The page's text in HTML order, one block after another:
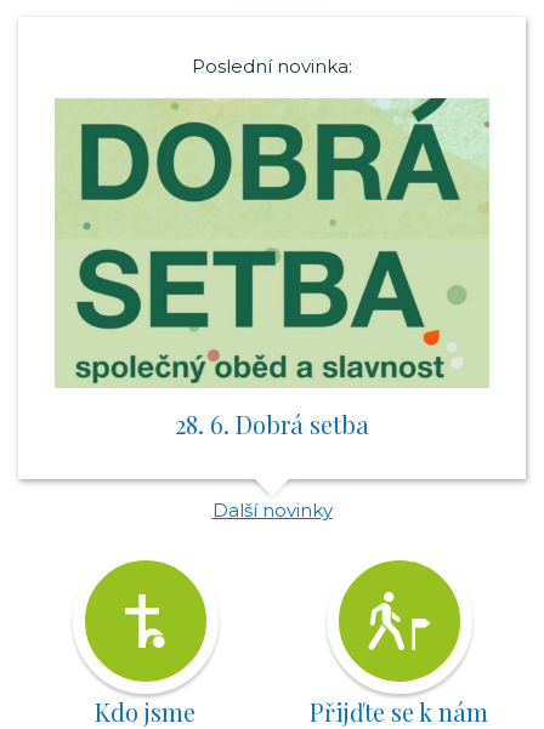
Poslední novinka:
28. 6. Dobrá setba
Další novinky
Kdo jsme
Přijďte se k nám